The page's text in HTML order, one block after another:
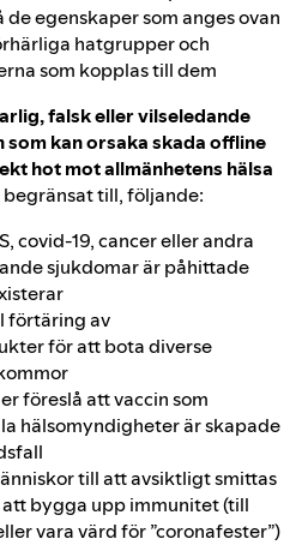
egenskaper som anges ovan
hatgrupper och
som kopplas till dem
falsk eller vilseledande
kan orsaka skada offline
hot mot allmänhetens hälsa
till, följande:
covid‑19, cancer eller andra
sjukdomar är påhittade
förtäring av
för att bota diverse
föreslå att vaccin som
hälsomyndigheter är skapade
till att avsiktligt smittas
att bygga upp immunitet (till
vara värd för ”coronafester”)